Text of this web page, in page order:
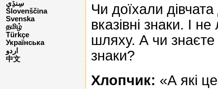
Slovenščina
Svenska
தமிழ்
Türkçe
Українська
اردو
中文
Чи доїхали
вказівні знаки. І
шляху. А чи знаєте
знаки?
Хлопчик: «А які